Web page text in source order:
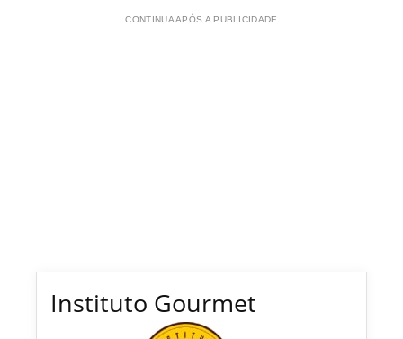
CONTINUA APÓS A PUBLICIDADE
Instituto Gourmet